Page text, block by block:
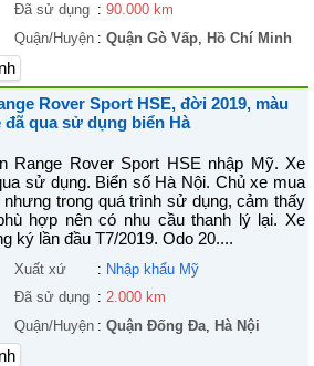
Đã sử dụng : 90.000 km
Quận/Huyện : Quận Gò Vấp, Hồ Chí Minh
Rover Sport HSE, đời 2019, màu
qua sử dụng biển Hà
Range Rover Sport HSE nhập Mỹ. Xe
sử dụng. Biển số Hà Nội. Chủ xe mua
trong quá trình sử dụng, cảm thấy
hợp nên có nhu cầu thanh lý lại. Xe
ký lần đầu T7/2019. Odo 20....
Xuất xứ : Nhập khẩu Mỹ
Đã sử dụng : 2.000 km
Quận/Huyện : Quận Đống Đa, Hà Nội